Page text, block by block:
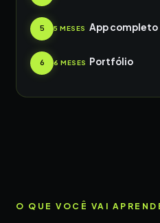
5 5 MESES App completo
6 6 MESES Portfólio
O QUE VOCÊ VAI